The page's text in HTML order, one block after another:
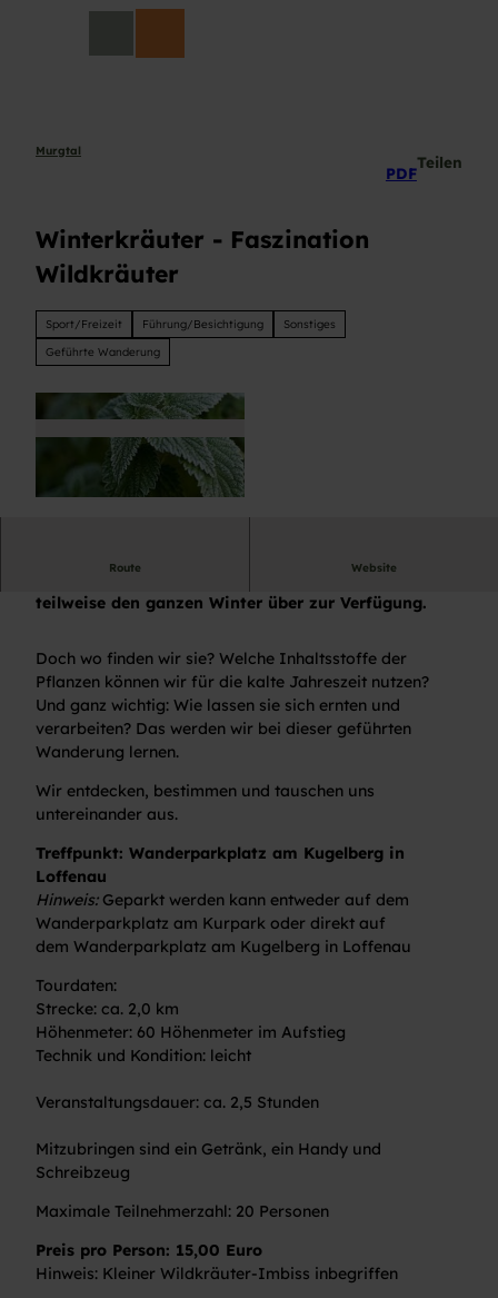
Murgtal
PDF
Teilen
Winterkräuter - Faszination
Wildkräuter
Sport/Freizeit Führung/Besichtigung
Sonstiges
Geführte Wanderung
Route Website
teilweise den ganzen Winter über zur Verfügung.
Doch wo finden wir sie? Welche Inhaltsstoffe der
Pflanzen können wir für die kalte Jahreszeit nutzen?
Und ganz wichtig: Wie lassen sie sich ernten und
verarbeiten? Das werden wir bei dieser geführten
Wanderung lernen.
Wir entdecken, bestimmen und tauschen uns
untereinander aus.
Treffpunkt: Wanderparkplatz am Kugelberg in
Loffenau
Hinweis:Geparkt werden kann entweder auf dem
Wanderparkplatz am Kurpark oder direkt auf
dem Wanderparkplatz am Kugelberg in Loffenau
Tourdaten:
Strecke: ca. 2,0 km
Höhenmeter: 60 Höhenmeter im Aufstieg
Technik und Kondition: leicht
Veranstaltungsdauer: ca. 2,5 Stunden
Mitzubringen sind ein Getränk, ein Handy und
Schreibzeug
Maximale Teilnehmerzahl: 20 Personen
Preis pro Person: 15,00 Euro
Hinweis: Kleiner Wildkräuter-Imbiss inbegriffen